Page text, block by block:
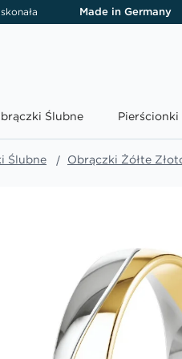
Made in Germany
Ślubne
Ślubne Obrączki Żółte